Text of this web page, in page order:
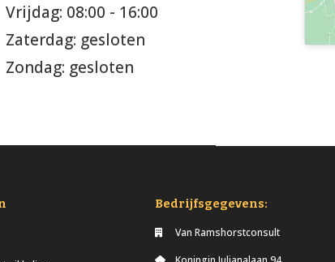
Vrijdag: 08:00 - 16:00
Zaterdag: gesloten
Zondag: gesloten
Bedrijfsgegevens:
Van Ramshorstconsult